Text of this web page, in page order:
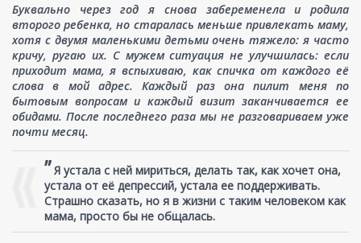
Буквально через год я снова забеременела и родила
второго ребенка, но старалась меньше привлекать маму,
хотя с двумя маленькими детьми очень тяжело: я часто
кричу, ругаю их. С мужем ситуация не улучшилась: если
приходит мама, я вспыхиваю, как спичка от каждого её
слова в мой адрес. Каждый раз она пилит меня по
бытовым вопросам и каждый визит заканчивается ее
обидами. После последнего раза мы не разговариваем уже
почти месяц.
” Я устала с ней мириться, делать так, как хочет она,
устала от её депрессий, устала ее поддерживать.
Страшно сказать, но я в жизни с таким человеком как
мама, просто бы не общалась.